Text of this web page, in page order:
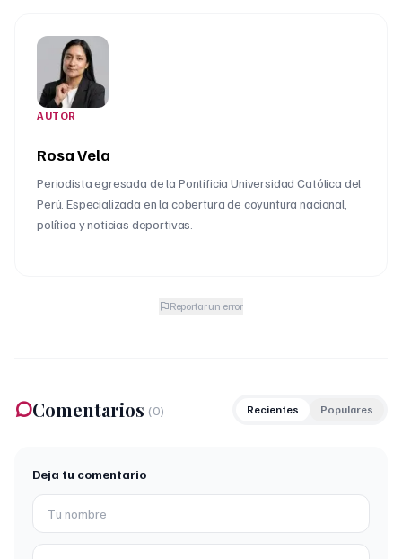
AUTOR
Rosa Vela
Periodista egresada de la Pontificia Universidad Católica del
Perú. Especializada en la cobertura de coyuntura nacional,
política y noticias deportivas.
Reportar un error
Comentarios (0) Recientes Populares
Deja tu comentario